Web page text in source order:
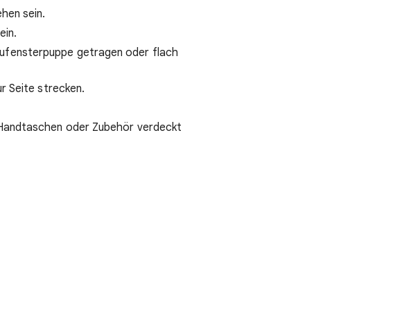
sein.
getragen oder flach
Seite strecken.
oder Zubehör verdeckt